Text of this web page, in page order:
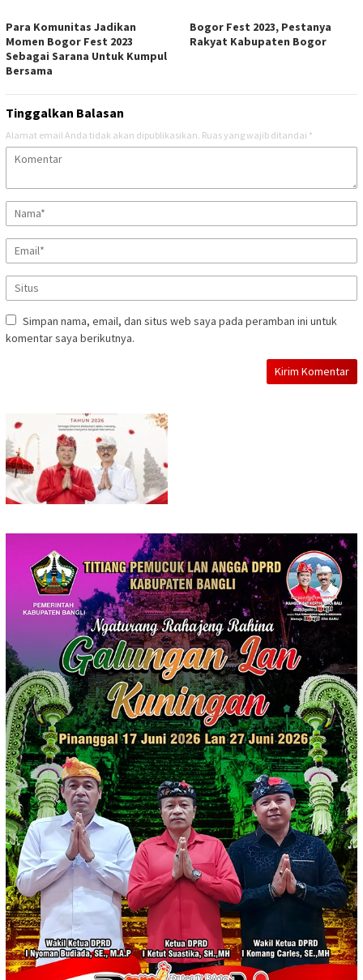
Para Komunitas Jadikan
Momen Bogor Fest 2023
Sebagai Sarana Untuk Kumpul
Bersama
Bogor Fest 2023, Pestanya
Rakyat Kabupaten Bogor
Tinggalkan Balasan
Alamat email Anda tidak akan dipublikasikan. Ruas yang wajib ditandai *
Simpan nama, email, dan situs web saya pada peramban ini untuk
komentar saya berikutnya.